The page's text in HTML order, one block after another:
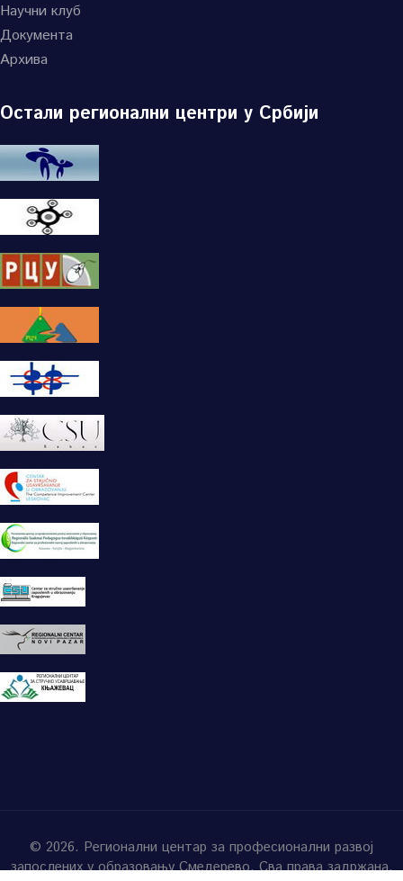
Научни клуб
Документа
Архива
Остали регионални центри у Србији
© 2026. Регионални центар за професионални развој
запослених у образовању Смедерево. Сва права задржана.